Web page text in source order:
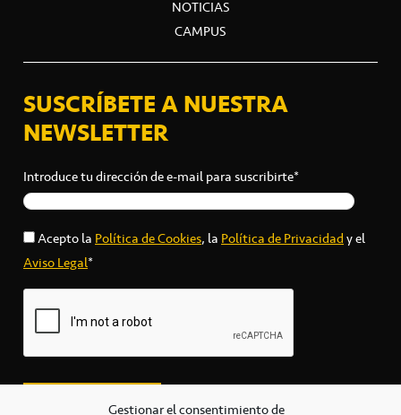
Gestionar el consentimiento de
NOTICIAS
CAMPUS
SUSCRÍBETE A NUESTRA
NEWSLETTER
Introduce tu dirección de e-mail para suscribirte*
Acepto laPolítica de Cookies, laPolítica de Privacidady el
Aviso Legal*